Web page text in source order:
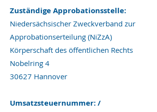
Zuständige Approbationsstelle:
Niedersächsischer Zweckverband zur
Approbationserteilung (NiZzA)
Körperschaft des öffentlichen Rechts
Nobelring 4
30627 Hannover
Umsatzsteuernummer:/